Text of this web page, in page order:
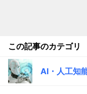
この記事のカテゴリ
AI・人工知